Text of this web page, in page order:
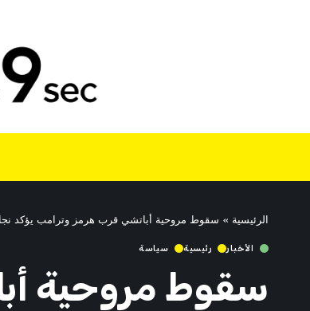
الرئيسية » سقوط مروحية أباتشي قرب هرمز وترامب يؤكد
الأخبار رئيسية سياسة
سقوط مروحية